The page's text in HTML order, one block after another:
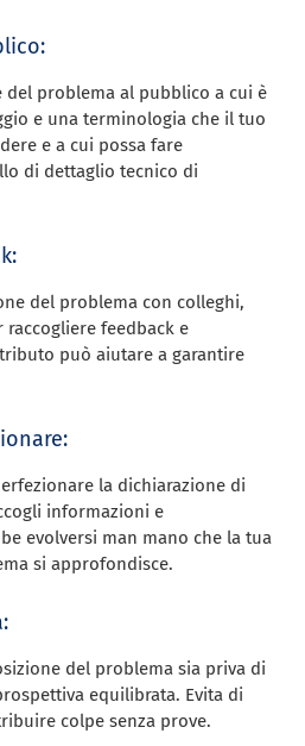
del problema al pubblico a cui è
e una terminologia che il tuo
e a cui possa fare
di dettaglio tecnico di
del problema con colleghi,
feedback e
può aiutare a garantire
la dichiarazione di
informazioni e
evolversi man mano che la tua
si approfondisce.
del problema sia priva di
equilibrata. Evita di
colpe senza prove.